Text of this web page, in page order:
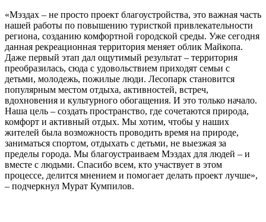
«Мэздах – не просто проект благоустройства, это важная часть
нашей работы по повышению туристкой привлекательности
региона, созданию комфортной городской среды. Уже сегодня
данная рекреационная территория меняет облик Майкопа.
Даже первый этап дал ощутимый результат – территория
преобразилась, сюда с удовольствием приходят семьи с
детьми, молодежь, пожилые люди. Лесопарк становится
популярным местом отдыха, активностей, встреч,
вдохновения и культурного обогащения. И это только начало.
Наша цель – создать пространство, где сочетаются природа,
комфорт и активный отдых. Мы хотим, чтобы у наших
жителей была возможность проводить время на природе,
заниматься спортом, отдыхать с детьми, не выезжая за
пределы города. Мы благоустраиваем Мэздах для людей – и
вместе с людьми. Спасибо всем, кто участвует в этом
процессе, делится мнением и помогает делать проект лучше»,
– подчеркнул Мурат Кумпилов.